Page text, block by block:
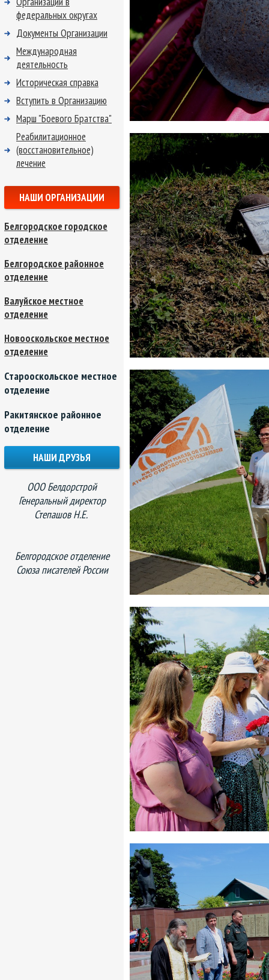
федеральных округах
Документы Организации
Международная
деятельность
Историческая справка
Вступить в Организацию
Марш "Боевого Братства"
Реабилитационное
(восстановительное)
лечение
НАШИ ОРГАНИЗАЦИИ
Белгородское городское
отделение
Белгородское районное
отделение
Валуйское местное
отделение
Новооскольское местное
отделение
Старооскольское местное
отделение
Ракитянское районное
отделение
НАШИ ДРУЗЬЯ
ООО Белдорстрой
Генеральный директор
Степашов Н.Е.
Белгородское отделение
Союза писателей России